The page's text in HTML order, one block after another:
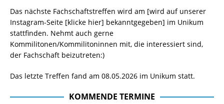
Das nächste Fachschaftstreffen wird am [wird auf unserer
Instagram-Seite [klicke hier] bekanntgegeben] im Unikum
stattfinden. Nehmt auch gerne
Kommilitonen/Kommilitoninnen mit, die interessiert sind,
der Fachschaft beizutreten:)
Das letzte Treffen fand am 08.05.2026 im Unikum statt.
KOMMENDE TERMINE